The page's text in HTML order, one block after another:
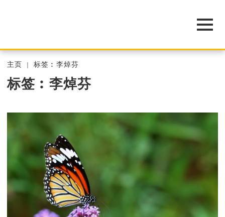
主页 标签︰李焯芬
标签︰李焯芬